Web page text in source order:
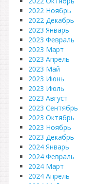
2022 Ноябрь
2022 Декабрь
2023 Январь
2023 Февраль
2023 Март
2023 Апрель
2023 Май
2023 Июнь
2023 Июль
2023 Август
2023 Сентябрь
2023 Октябрь
2023 Ноябрь
2023 Декабрь
2024 Январь
2024 Февраль
2024 Март
2024 Апрель